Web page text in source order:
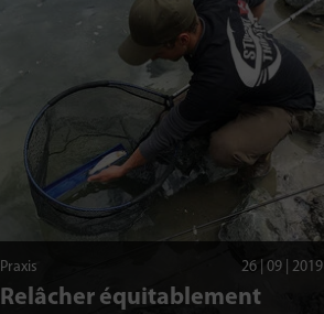
Praxis 26 | 09 | 2019
Relâcher équitablement